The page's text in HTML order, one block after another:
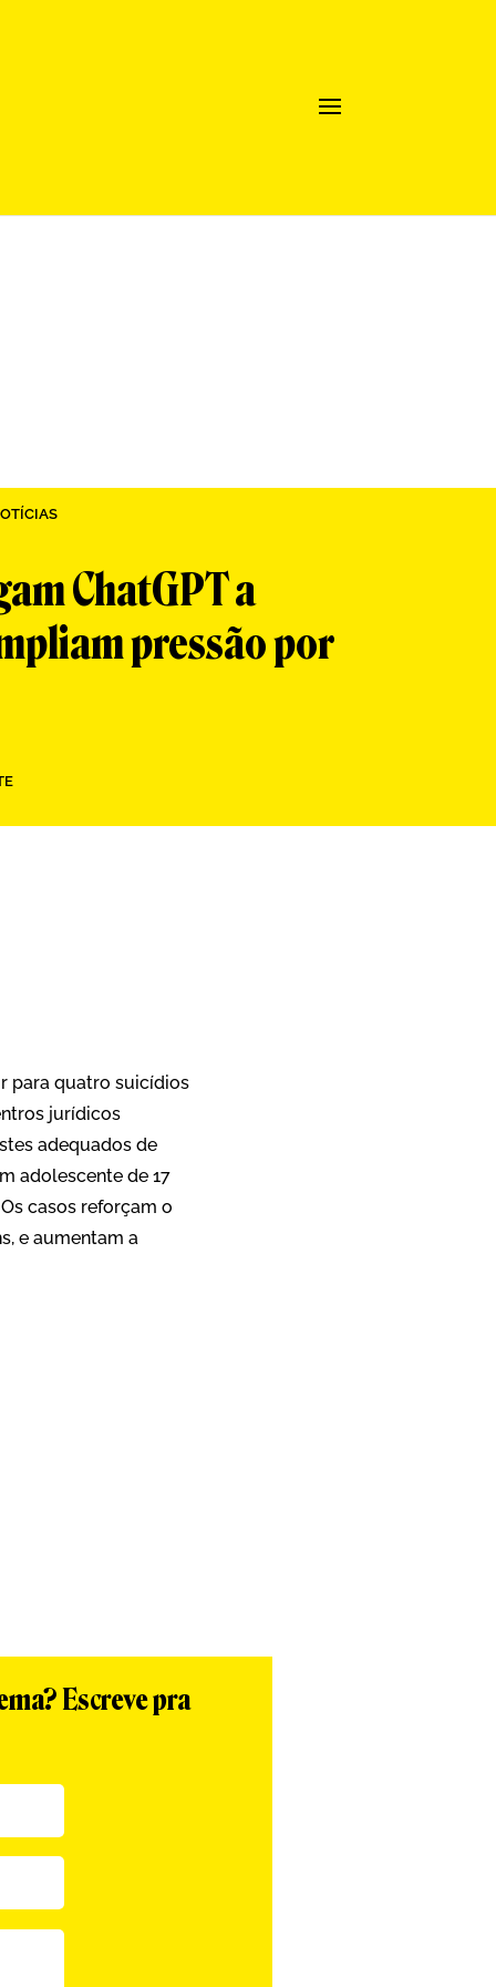
ChatGPT a
pressão por
para quatro suicídios
jurídicos
adequados de
adolescente de 17
casos reforçam o
e aumentam a
Escreve pra